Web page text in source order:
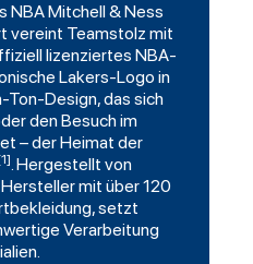
NBA Mitchell & Ness
vereint Teamstolz mit
lizenziertes NBA-
Lakers-Logo in
Design, das sich
den Besuch im
– der Heimat der
. Hergestellt von
mit über 120
setzt
Verarbeitung